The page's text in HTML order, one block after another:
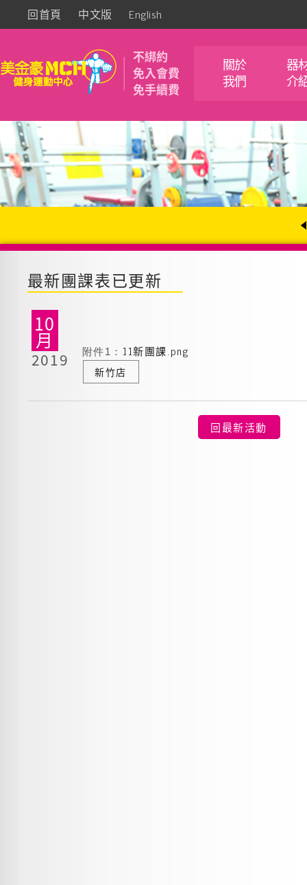
回首頁 中文版 English
不綁約
免入會費
免手續費
關於
我們
器
介
最新團課表已更新
10
月
2019 附件1： 11新團課.png
新竹店
回最新活動